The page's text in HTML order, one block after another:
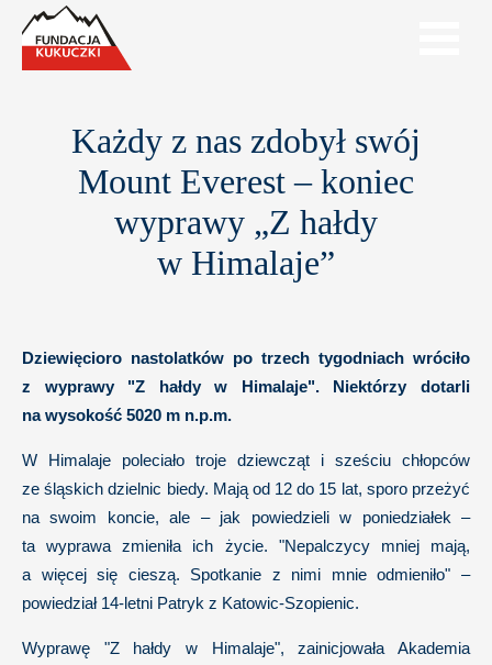
Każdy z nas zdobył swój
Mount Everest – koniec
wyprawy „Z hałdy
w Himalaje”
Dziewięcioro nastolatków po trzech tygodniach wróciło
z wyprawy "Z hałdy w Himalaje". Niektórzy dotarli
na wysokość 5020 m n.p.m.
W Himalaje poleciało troje dziewcząt i sześciu chłopców
ze śląskich dzielnic biedy. Mają od 12 do 15 lat, sporo przeżyć
na swoim koncie, ale – jak powiedzieli w poniedziałek –
ta wyprawa zmieniła ich życie. "Nepalczycy mniej mają,
a więcej się cieszą. Spotkanie z nimi mnie odmieniło" –
powiedział 14-letni Patryk z Katowic-Szopienic.
Wyprawę "Z hałdy w Himalaje", zainicjowała Akademia